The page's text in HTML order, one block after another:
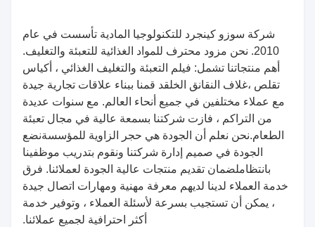
شركة سوزو كينجرد للتكنولوجيا المادية تأسست في عام
2010. نحن مزود محترف للمواد الغذائية للتعبئة والتغليف.
أهم منتجاتنا تشمل: فيلم التعبئة والتغليف الغذائي ، أكياس
تقلص ،غلاف النقانق الخلقد قمنا ببناء علاقات تجارية جيدة
مع عملاء مختلفين في جميع أنحاء العالم. مع سنوات عديدة
من التراكم ، فازت شركتنا بسمعة عالية في مجال تعبئة
الطعام.نحن نعلم أن الجودة هي حجر الزاوية للمؤسسةنضع
الجودة في صميم إدارة شركتنا ونقوم بتدريب موظفينا
بانتظاملضمان تقديم منتجات عالية الجودة لعملائنا. فرق
خدمة العملاء لدينا لديهم معرفة مهنية ومهارات اتصال جيدة
، يمكن أن تستجيب بسرعة لأسئلة العملاء ، وتوفير خدمة
أكثر احترافية لجميع عملائنا.